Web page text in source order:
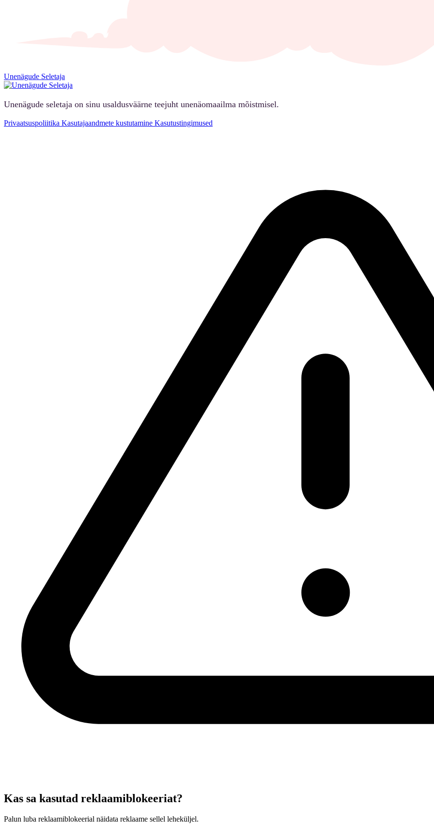
Unenägude Seletaja
Unenägude seletaja on sinu usaldusväärne teejuht unenäomaailma mõistmisel.
Privaatsuspoliitika Kasutajaandmete kustutamine Kasutustingimused
Kas sa kasutad reklaamiblokeeriat?
Palun luba reklaamiblokeerial näidata reklaame sellel leheküljel.